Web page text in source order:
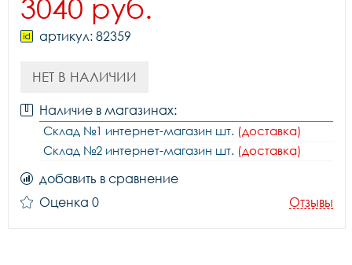
3040 руб.
артикул: 82359
НЕТ В НАЛИЧИИ
Наличие в магазинах:
Склад №1 интернет-магазин шт. (доставка)
Склад №2 интернет-магазин шт. (доставка)
добавить в сравнение
Оценка 0
Отзывы